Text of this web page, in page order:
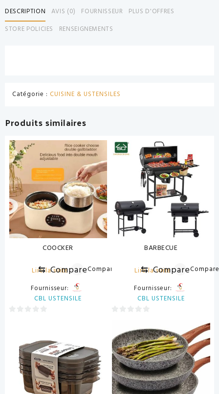
DESCRIPTION AVIS (0) FOURNISSEUR
PLUS D'OFFRES
STORE POLICIES
RENSEIGNEMENTS
Catégorie : CUISINE & USTENSILES
Produits similaires
COOCKER
Lire la suite
⇆ CompareCompare
Fournisseur:
CBL USTENSILE
BARBECUE
Lire la suite
⇆ Compare
Fournisseur:
CBL USTENSILE
5